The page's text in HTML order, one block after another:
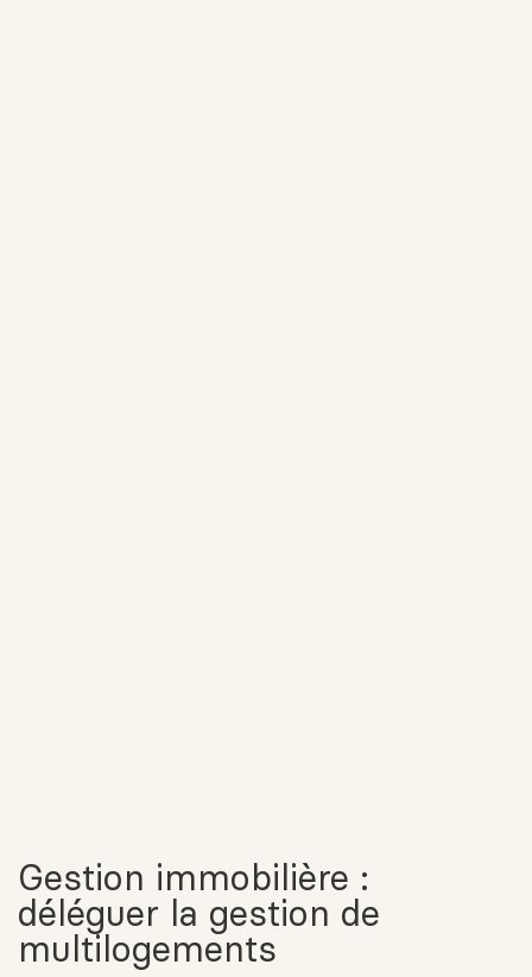
Gestion immobilière :
déléguer la gestion de
multilogements